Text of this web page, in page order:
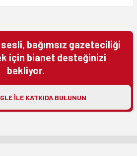
bağımsız gazeteciliği
için bianet desteğinizi
bekliyor.
ILE KATKIDA BULUNUN